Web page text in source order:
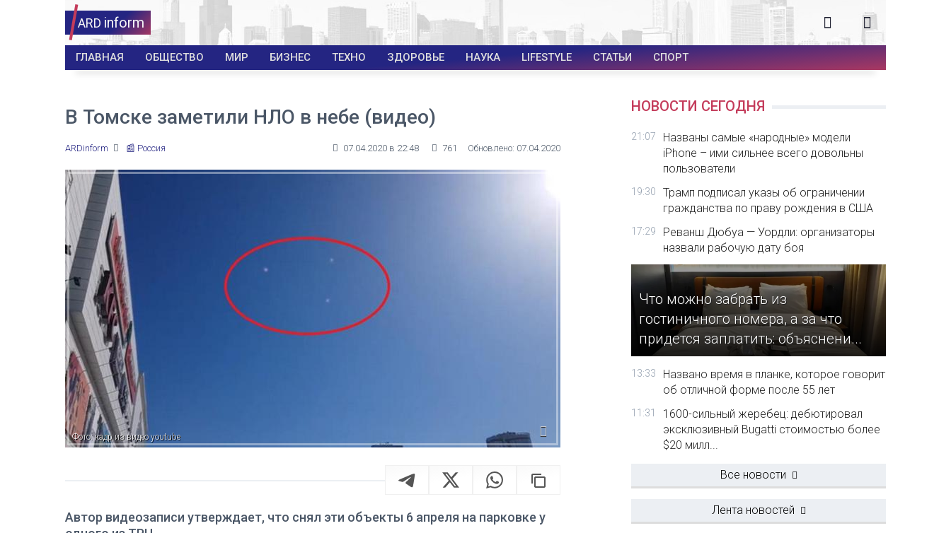
ARD inform
ГЛАВНАЯ ОБЩЕСТВО МИР БИЗНЕС ТЕХНО ЗДОРОВЬЕ НАУКА LIFESTYLE СТАТЬИ СПОРТ
В Томске заметили НЛО в небе (видео)
ARDinform 📰 Россия 07.04.2020 в 22:48 761 Обновлено: 07.04.2020
Фото: кадр из видео youtube
Автор видеозаписи утверждает, что снял эти объекты 6 апреля на парковке у
НОВОСТИ СЕГОДНЯ
21:07
Названы самые «народные» модели
iPhone – ими сильнее всего довольны
пользователи
19:30
Трамп подписал указы об ограничении
гражданства по праву рождения в США
17:29
Реванш Дюбуа — Уордли: организаторы
назвали рабочую дату боя
Что можно забрать из
гостиничного номера, а за что
придется заплатить: объяснени...
13:33
Названо время в планке, которое говорит
об отличной форме после 55 лет
11:31
1600-сильный жеребец: дебютировал
эксклюзивный Bugatti стоимостью более
$20 милл...
Все новости
Лента новостей